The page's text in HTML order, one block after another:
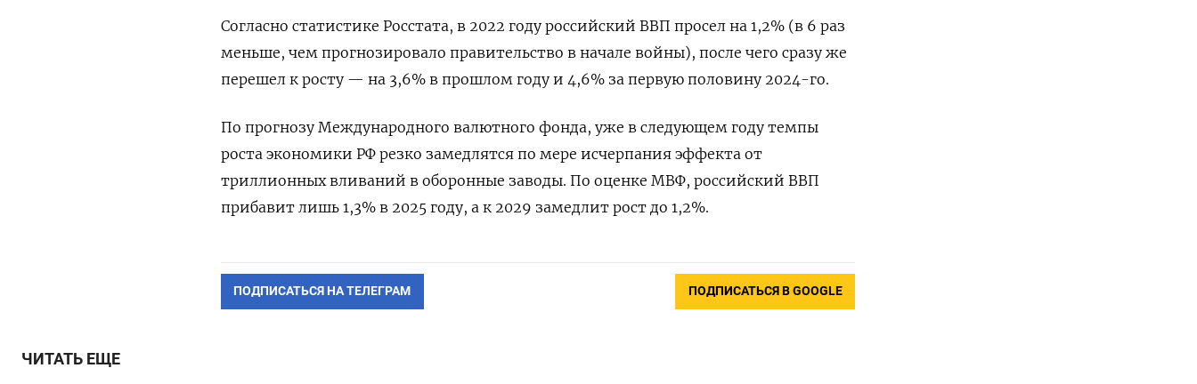
Согласно статистике Росстата, в 2022 году российский ВВП просел на 1,2% (в 6 раз
меньше, чем прогнозировало правительство в начале войны), после чего сразу же
перешел к росту — на 3,6% в прошлом году и 4,6% за первую половину 2024-го.
По прогнозу Международного валютного фонда, уже в следующем году темпы
роста экономики РФ резко замедлятся по мере исчерпания эффекта от
триллионных вливаний в оборонные заводы. По оценке МВФ, российский ВВП
прибавит лишь 1,3% в 2025 году, а к 2029 замедлит рост до 1,2%.
ПОДПИСАТЬСЯ НА ТЕЛЕГРАМ ПОДПИСАТЬСЯ В GOOGLE
ЧИТАТЬ ЕЩЕ